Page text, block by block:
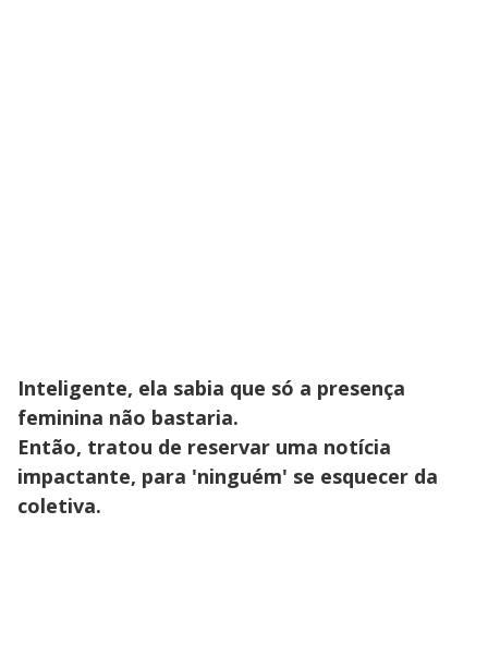
Inteligente, ela sabia que só a presença
feminina não bastaria.
Então, tratou de reservar uma notícia
impactante, para 'ninguém' se esquecer da
coletiva.